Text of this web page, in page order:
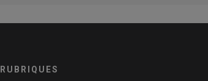
RUBRIQUES